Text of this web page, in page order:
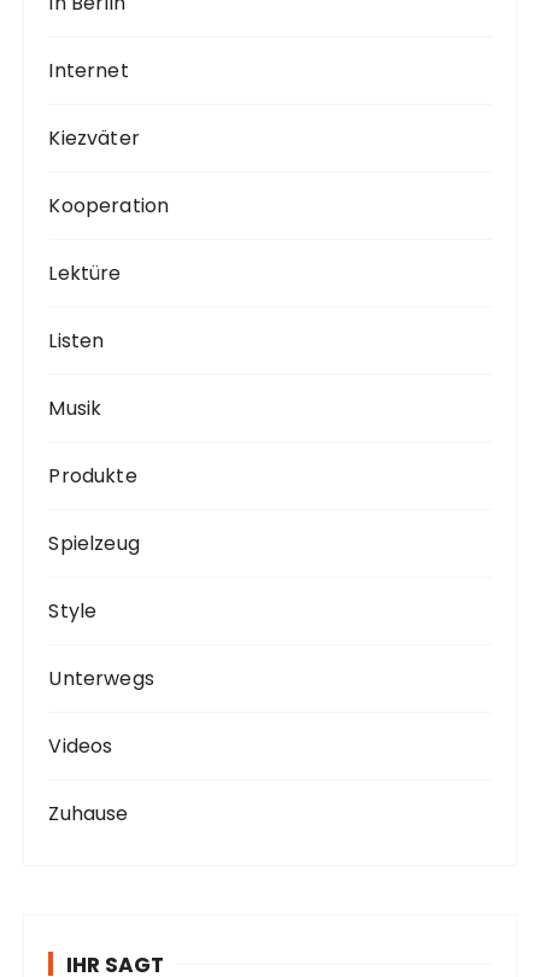
Internet
Kiezväter
Kooperation
Lektüre
Listen
Musik
Produkte
Spielzeug
Style
Unterwegs
Videos
Zuhause
IHR SAGT